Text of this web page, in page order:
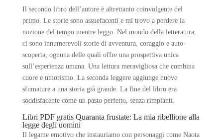
Il secondo libro dell’autore è altrettanto coinvolgente del
primo. Le storie sono assuefacenti e mi trovo a perdere la
nozione del tempo mentre leggo. Nel mondo della letteratura,
ci sono innumerevoli storie di avventura, coraggio e auto-
scoperta, ognuna delle quali offre una prospettiva unica
sull’esperienza umana. Una lettura meravigliosa che combina
cuore e umorismo. La seconda leggere aggiunge nuove
sfumature a una storia già grande. La fine del libro era
soddisfacente come un pasto perfetto, senza rimpianti.
Libri PDF gratis Quaranta frustate: La mia ribellione alla
legge degli uomini
Il legame emotivo che instauriamo con personaggi come Naota